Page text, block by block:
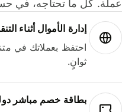
كل ما تحتاجه، في
إدارة الأموال أثناء
احتفظ بعملاتك في
ثوانٍ.
بطاقة خصم مباشر دولية